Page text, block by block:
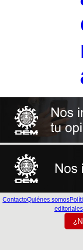
ContactoQuiénes somos
editoriales